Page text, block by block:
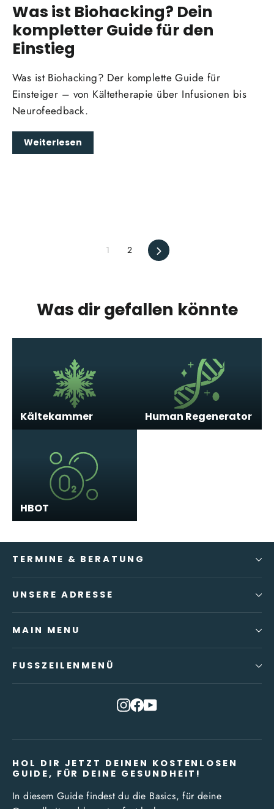
Was ist Biohacking? Dein
kompletter Guide für den
Einstieg
Was ist Biohacking? Der komplette Guide für
Einsteiger – von Kältetherapie über Infusionen bis
Neurofeedback.
Weiterlesen
1 2 Vorwärts
Was dir gefallen könnte
Kältekammer Human Regenerator
HBOT
TERMINE & BERATUNG
UNSERE ADRESSE
MAIN MENU
FUSSZEILENMENÜ
Instagram
Facebook
YouTube
HOL DIR JETZT DEINEN KOSTENLOSEN
GUIDE, FÜR DEINE GESUNDHEIT!
In diesem Guide findest du die Basics, für deine